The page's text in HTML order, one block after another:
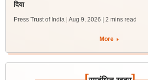
दिया
Press Trust of India | Aug 9, 2026 | 2 mins read
More